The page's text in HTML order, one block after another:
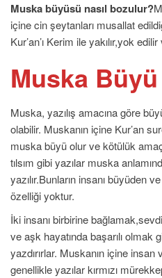
Muska büyüsü nasıl bozulur?
içine cin şeytanları musallat
Kur’an’ı Kerim ile yakılır,yok
Muska
Muska, yazılış amacına göre
olabilir. Muskanın içine Kur’an
muska büyü olur ve kötülük
tılsım gibi yazılar muska
yazılır.Bunların insanı büyüden
özelliği yoktur.
İki insanı birbirine
ve aşk hayatında başarılı olmak
yazdırırlar. Muskanın içine
genellikle yazılar kırmızı